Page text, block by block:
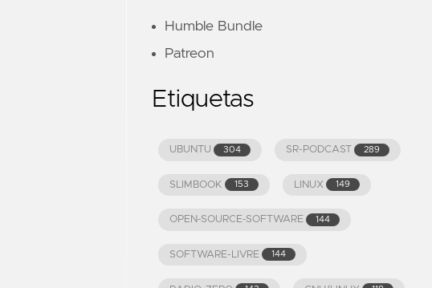
Humble Bundle
Patreon
Etiquetas
UBUNTU 304 SR-PODCAST 289
SLIMBOOK 153 LINUX 149
OPEN-SOURCE-SOFTWARE 144
SOFTWARE-LIVRE 144